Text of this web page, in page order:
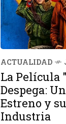
ACTUALIDAD
La Película
Despega:
Estreno y
Industria